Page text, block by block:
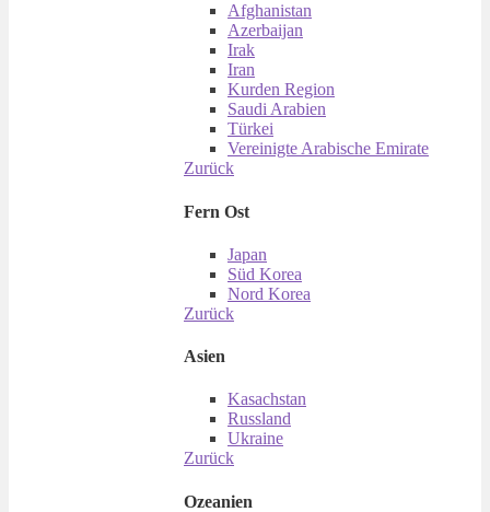
Afghanistan
Azerbaijan
Irak
Iran
Kurden Region
Saudi Arabien
Türkei
Vereinigte Arabische Emirate
Zurück
Fern Ost
Japan
Süd Korea
Nord Korea
Zurück
Asien
Kasachstan
Russland
Ukraine
Zurück
Ozeanien